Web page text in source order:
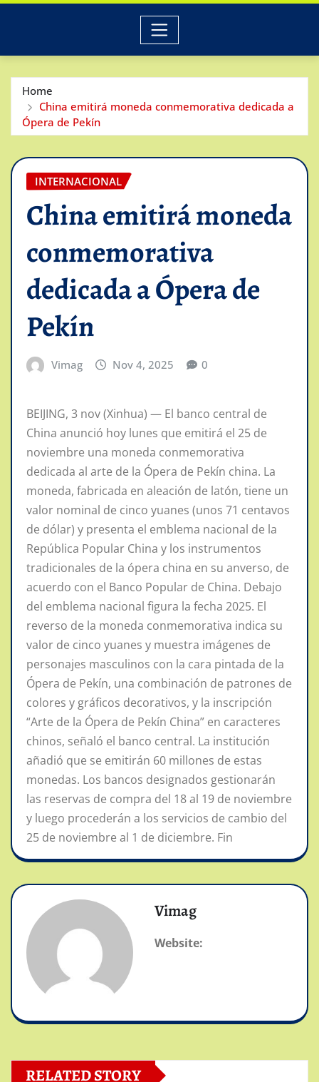
Home
China emitirá moneda conmemorativa dedicada a
Ópera de Pekín
INTERNACIONAL
China emitirá moneda
conmemorativa
dedicada a Ópera de
Pekín
Vimag Nov 4, 2025 0
BEIJING, 3 nov (Xinhua) — El banco central de
China anunció hoy lunes que emitirá el 25 de
noviembre una moneda conmemorativa
dedicada al arte de la Ópera de Pekín china. La
moneda, fabricada en aleación de latón, tiene un
valor nominal de cinco yuanes (unos 71 centavos
de dólar) y presenta el emblema nacional de la
República Popular China y los instrumentos
tradicionales de la ópera china en su anverso, de
acuerdo con el Banco Popular de China. Debajo
del emblema nacional figura la fecha 2025. El
reverso de la moneda conmemorativa indica su
valor de cinco yuanes y muestra imágenes de
personajes masculinos con la cara pintada de la
Ópera de Pekín, una combinación de patrones de
colores y gráficos decorativos, y la inscripción
“Arte de la Ópera de Pekín China” en caracteres
chinos, señaló el banco central. La institución
añadió que se emitirán 60 millones de estas
monedas. Los bancos designados gestionarán
las reservas de compra del 18 al 19 de noviembre
y luego procederán a los servicios de cambio del
25 de noviembre al 1 de diciembre. Fin
Vimag
Website:
RELATED STORY